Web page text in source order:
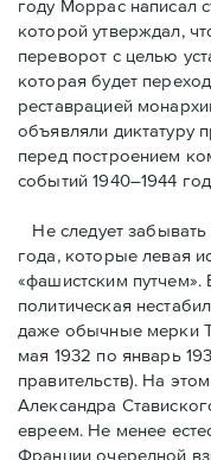
году Моррас написал
которой утверждал,
переворот с целью
которая будет
реставрацией
объявляли диктатуру
перед построением
событий 1940–1944
Не следует
года, которые левая
«фашистским
политическая
даже обычные мерки
мая 1932 по январь
правительств). На
Александра
евреем. Не менее
Франции очередной